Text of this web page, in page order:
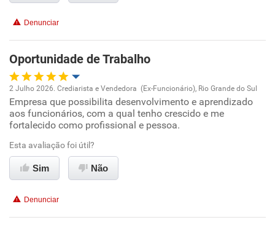
Recomenda esta empresa
Recomenda a diretoria
Denunciar
Oportunidade de Trabalho
Oportunidade de promoção
Ambiente de trabalho
Conciliação com a vida familiar
2 Julho 2026. Crediarista e Vendedora (Ex-Funcionário), Rio Grande do Sul
Empresa que possibilita desenvolvimento e aprendizado
aos funcionários, com a qual tenho crescido e me
fortalecido como profissional e pessoa.
Esta avaliação foi útil?
Sim Não
Denunciar